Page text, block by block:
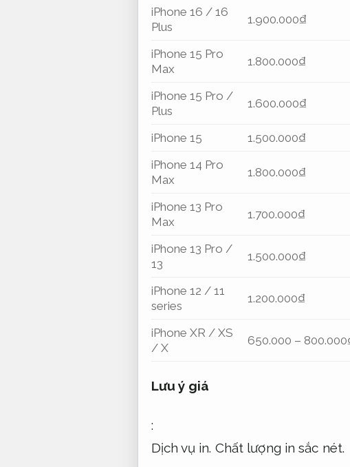
iPhone 16 / 16
Plus
1.900.000₫
iPhone 15 Pro
Max
1.800.000₫
iPhone 15 Pro /
Plus
1.600.000₫
iPhone 15 1.500.000₫
iPhone 14 Pro
Max
1.800.000₫
iPhone 13 Pro
Max
1.700.000₫
iPhone 13 Pro /
13
1.500.000₫
iPhone 12 / 11
series
1.200.000₫
iPhone XR / XS
/ X
650.000 –
Lưu ý giá
:
Dịch vụ in. Chất lượng in sắc nét.